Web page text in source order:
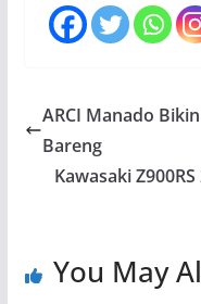
ARCI Manado
Bareng
Kawasaki
You May